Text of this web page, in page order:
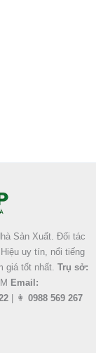
Sản Xuất. Đối tác
uy tín, nổi tiếng
giá tốt nhất. Trụ sở:
Email:
| 👩 0988 569 267